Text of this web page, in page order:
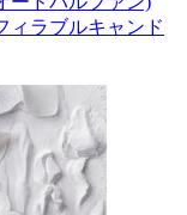
ィラブルキャンド